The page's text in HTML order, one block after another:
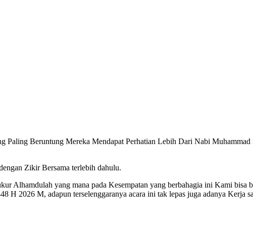
Paling Beruntung Mereka Mendapat Perhatian Lebih Dari Nabi
Zikir Bersama terlebih dahulu.
Alhamdulah yang mana pada Kesempatan yang berbahagia ini Kami bisa
H 2026 M, adapun terselenggaranya acara ini tak lepas juga adanya Kerja